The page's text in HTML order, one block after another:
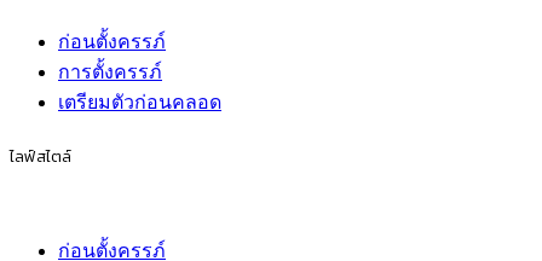
ก่อนตั้งครรภ์
การตั้งครรภ์
เตรียมตัวก่อนคลอด
ไลฟ์สไตล์
ก่อนตั้งครรภ์